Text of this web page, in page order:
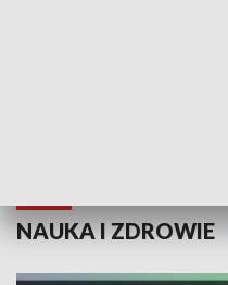
NAUKA I ZDROWIE